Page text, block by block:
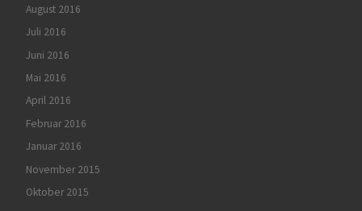
August 2016
Juli 2016
Juni 2016
Mai 2016
April 2016
Februar 2016
Januar 2016
November 2015
Oktober 2015